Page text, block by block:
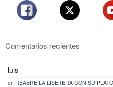
Comentarios recientes
luis
en REABRE LA LISETERA CON SU